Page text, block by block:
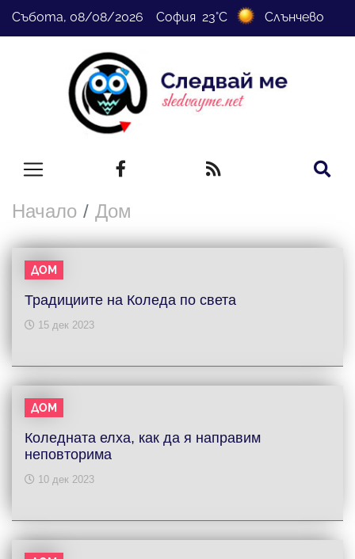
Събота, 08/08/2026 София 23°C Слънчево
Начало Дом
ДОМ
Традициите на Коледа по света
15 дек 2023
ДОМ
Коледната елха, как да я направим
неповторима
10 дек 2023